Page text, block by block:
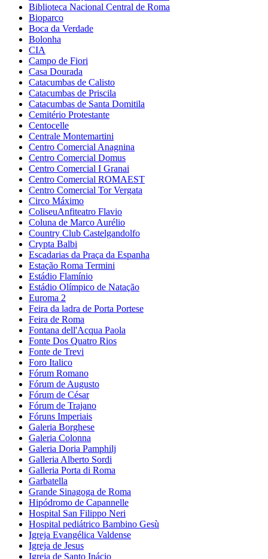
Biblioteca Nacional Central de Roma
Bioparco
Boca da Verdade
Bolonha
CIA
Campo de Fiori
Casa Dourada
Catacumbas de Calisto
Catacumbas de Priscila
Catacumbas de Santa Domitila
Cemitério Protestante
Centocelle
Centrale Montemartini
Centro Comercial Anagnina
Centro Comercial Domus
Centro Comercial I Granai
Centro Comercial ROMAEST
Centro Comercial Tor Vergata
Circo Máximo
ColiseuAnfiteatro Flavio
Coluna de Marco Aurélio
Country Club Castelgandolfo
Crypta Balbi
Escadarias da Praça da Espanha
Estação Roma Termini
Estádio Flamínio
Estádio Olímpico de Natação
Euroma 2
Feira da ladra de Porta Portese
Feira de Roma
Fontana dell'Acqua Paola
Fonte Dos Quatro Rios
Fonte de Trevi
Foro Italico
Fórum Romano
Fórum de Augusto
Fórum de César
Fórum de Trajano
Fóruns Imperiais
Galeria Borghese
Galeria Colonna
Galeria Doria Pamphilj
Galleria Alberto Sordi
Galleria Porta di Roma
Garbatella
Grande Sinagoga de Roma
Hipódromo de Capannelle
Hospital San Filippo Neri
Hospital pediátrico Bambino Gesù
Igreja Evangélica Valdense
Igreja de Jesus
Igreja de Santo Inácio